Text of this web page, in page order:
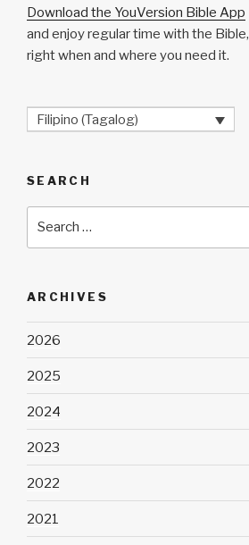
Download the YouVersion Bible App
and enjoy regular time with the Bible,
right when and where you need it.
Filipino (Tagalog)
SEARCH
ARCHIVES
2026
2025
2024
2023
2022
2021